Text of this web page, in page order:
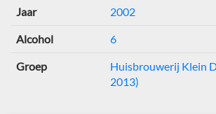
Jaar 2002
Alcohol 6
Groep
Huisbrouwerij Klein
2013)